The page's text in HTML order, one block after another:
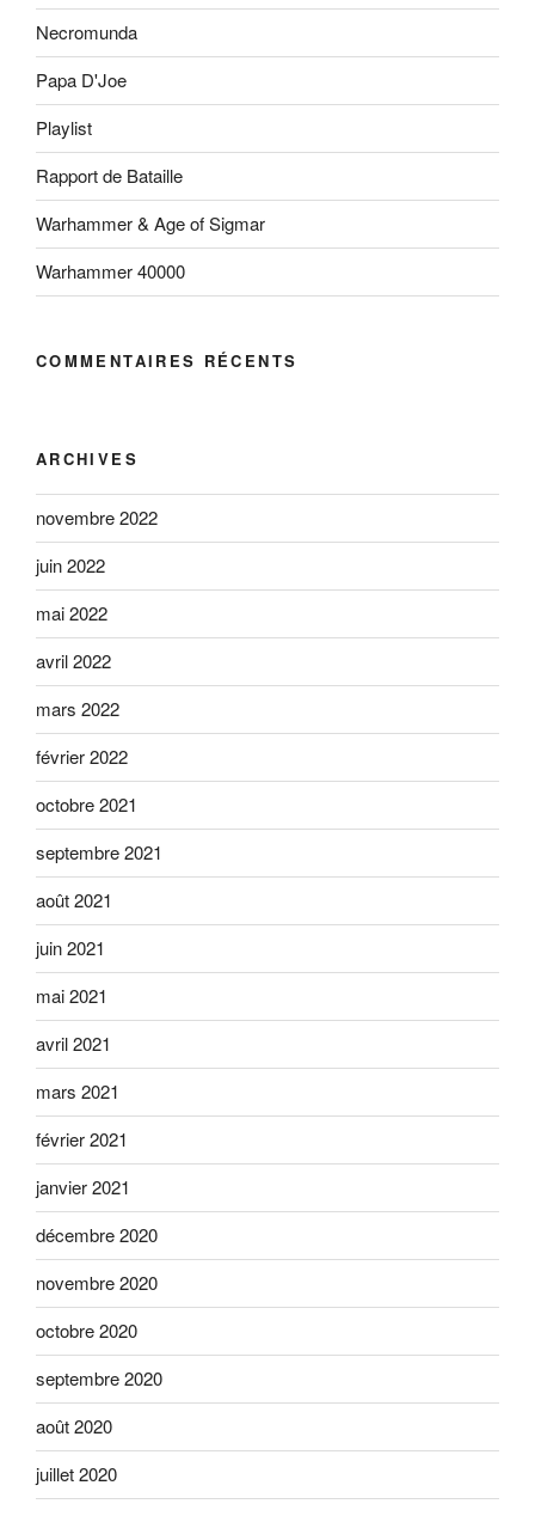
Necromunda
Papa D'Joe
Playlist
Rapport de Bataille
Warhammer & Age of Sigmar
Warhammer 40000
COMMENTAIRES RÉCENTS
ARCHIVES
novembre 2022
juin 2022
mai 2022
avril 2022
mars 2022
février 2022
octobre 2021
septembre 2021
août 2021
juin 2021
mai 2021
avril 2021
mars 2021
février 2021
janvier 2021
décembre 2020
novembre 2020
octobre 2020
septembre 2020
août 2020
juillet 2020